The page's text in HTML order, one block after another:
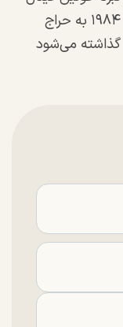
۱۹۸۴ به حراج
گذاشته می‌شود